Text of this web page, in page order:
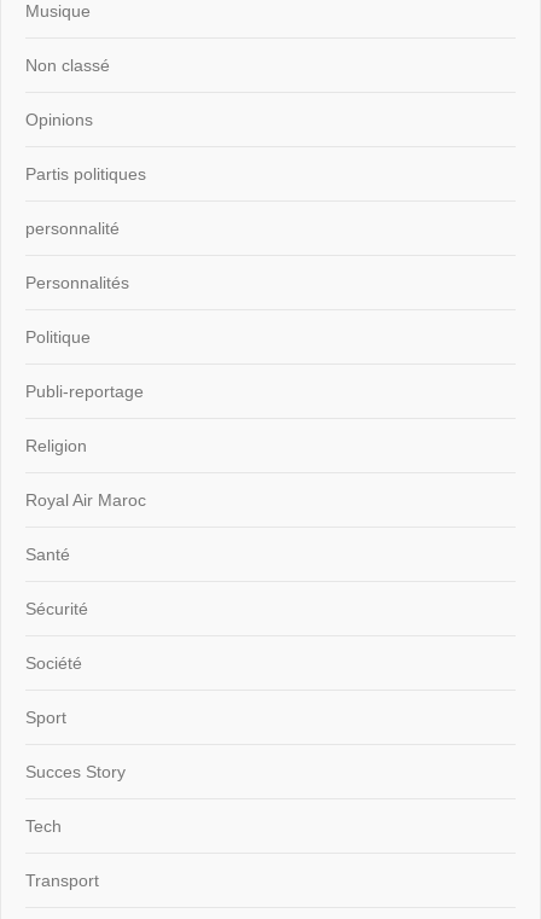
Musique
Non classé
Opinions
Partis politiques
personnalité
Personnalités
Politique
Publi-reportage
Religion
Royal Air Maroc
Santé
Sécurité
Société
Sport
Succes Story
Tech
Transport